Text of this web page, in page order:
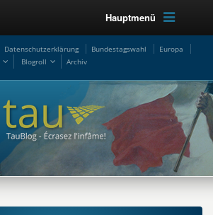
Hauptmenü
Datenschutzerklärung Bundestagswahl
Europa
Blogroll Archiv